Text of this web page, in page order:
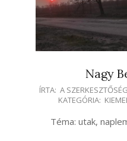
Nagy
2021-
ÍRTA: A SZERKESZTŐSÉG
KATEGÓRIA:
Téma: utak,